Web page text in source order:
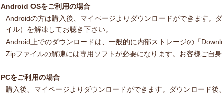
Android OSをご利用の場合
Androidの方は購入後、マイページよりダウンロードができます。
イル）を解凍してお聴き下さい。
Android上でのダウンロードは、一般的に内部ストレージの「
Zipファイルの解凍には専用ソフトが必要になります。お客様ご自
PCをご利用の場合
購入後、マイページよりダウンロードができます。ダウンロード後